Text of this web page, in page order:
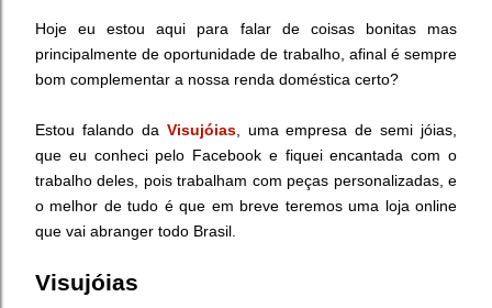
Hoje eu estou aqui para falar de coisas bonitas mas
principalmente de oportunidade de trabalho, afinal é sempre
bom complementar a nossa renda doméstica certo?
Estou falando da Visujóias, uma empresa de semi jóias,
que eu conheci pelo Facebook e fiquei encantada com o
trabalho deles, pois trabalham com peças personalizadas, e
o melhor de tudo é que em breve teremos uma loja online
que vai abranger todo Brasil.
Visujóias